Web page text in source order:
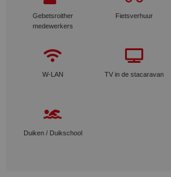
Gebetsroither
medewerkers
Fietsverhuur
W-LAN TV in de stacaravan
Duiken / Duikschool